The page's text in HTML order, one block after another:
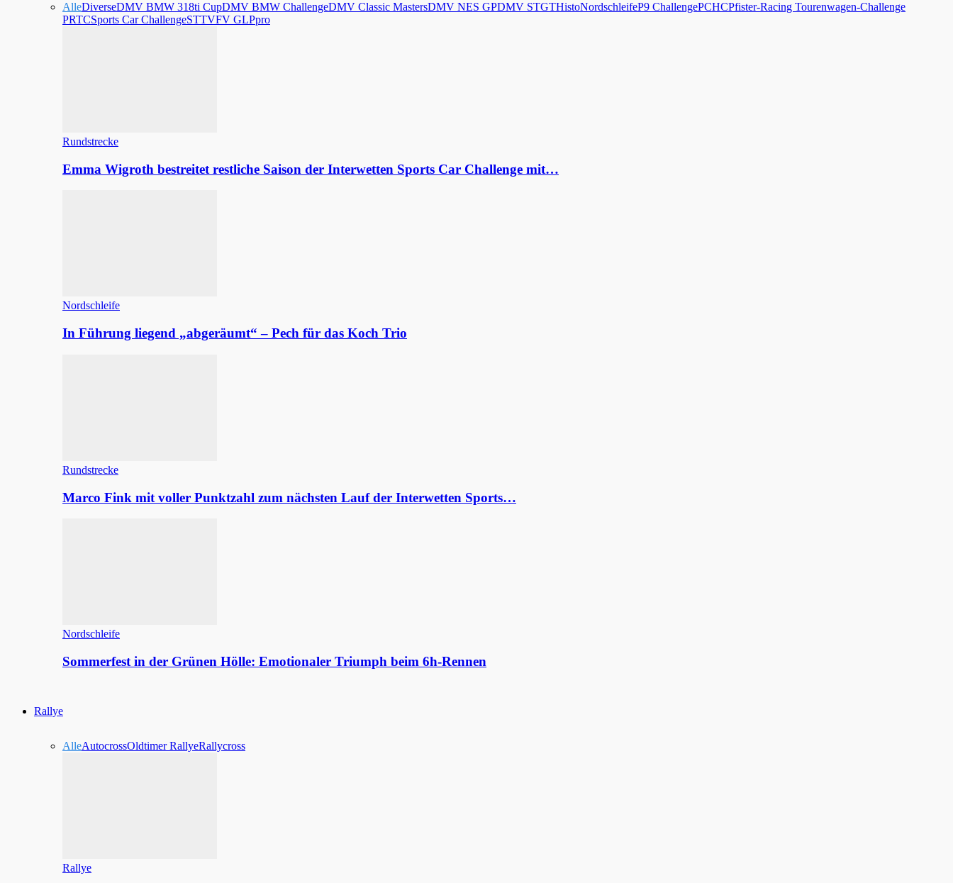
AlleDiverseDMV BMW 318ti CupDMV BMW ChallengeDMV Classic MastersDMV NES GPDMV STGTHistoNordschleifeP9 ChallengePCHCPfister-Racing Tourenwagen-Challenge
PRTCSports Car ChallengeSTTVFV GLPpro
Rundstrecke
Emma Wigroth bestreitet restliche Saison der Interwetten Sports Car Challenge mit…
Nordschleife
In Führung liegend „abgeräumt“ – Pech für das Koch Trio
Rundstrecke
Marco Fink mit voller Punktzahl zum nächsten Lauf der Interwetten Sports…
Nordschleife
Sommerfest in der Grünen Hölle: Emotionaler Triumph beim 6h-Rennen
Rallye
AlleAutocrossOldtimer RallyeRallycross
Rallye